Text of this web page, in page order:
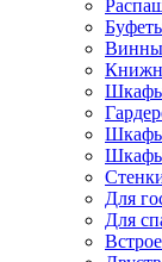
Для
Для